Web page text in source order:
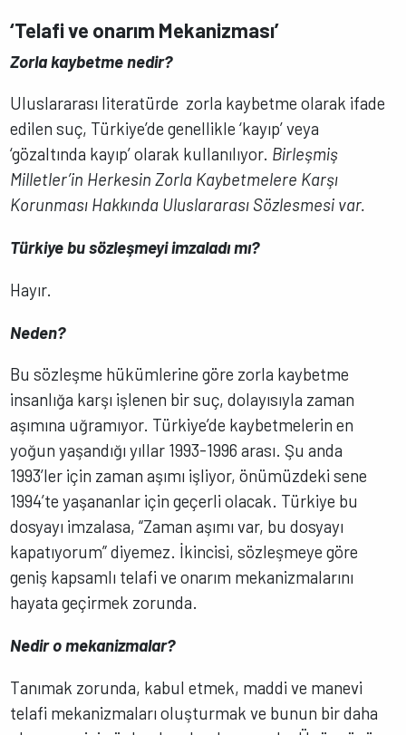
‘Telafi ve onarım Mekanizması’
Zorla kaybetme nedir?
Uluslararası literatürde zorla kaybetme olarak ifade
edilen suç, Türkiye’de genellikle ‘kayıp’ veya
‘gözaltında kayıp’ olarak kullanılıyor. Birleşmiş
Milletler’in Herkesin Zorla Kaybetmelere Karşı
Korunması Hakkında Uluslararası Sözlesmesi var.
Türkiye bu sözleşmeyi imzaladı mı?
Hayır.
Neden?
Bu sözleşme hükümlerine göre zorla kaybetme
insanlığa karşı işlenen bir suç, dolayısıyla zaman
aşımına uğramıyor. Türkiye’de kaybetmelerin en
yoğun yaşandığı yıllar 1993-1996 arası. Şu anda
1993’ler için zaman aşımı işliyor, önümüzdeki sene
1994’te yaşananlar için geçerli olacak. Türkiye bu
dosyayı imzalasa, “Zaman aşımı var, bu dosyayı
kapatıyorum” diyemez. İkincisi, sözleşmeye göre
geniş kapsamlı telafi ve onarım mekanizmalarını
hayata geçirmek zorunda.
Nedir o mekanizmalar?
Tanımak zorunda, kabul etmek, maddi ve manevi
telafi mekanizmaları oluşturmak ve bunun bir daha